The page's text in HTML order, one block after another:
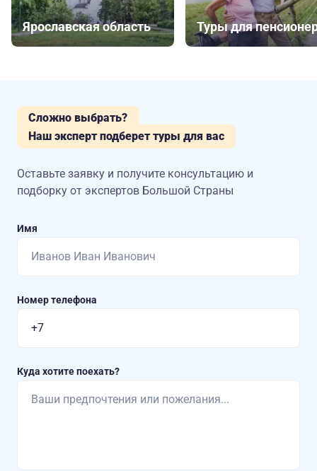
Ярославская область Туры для
Сложно выбрать?
Наш эксперт подберет туры для вас
Оставьте заявку и получите консультацию и
подборку от экспертов Большой Страны
Имя
Номер телефона
Куда хотите поехать?